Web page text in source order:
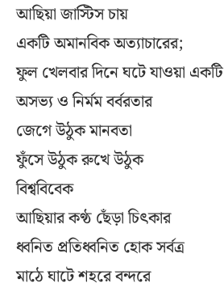
আছিয়া জাস্টিস চায়
একটি অমানবিক অত্যাচারের;
ফুল খেলবার দিনে ঘটে যাওয়া একটি
অসভ্য ও নির্মম বর্বরতার
জেগে উঠুক মানবতা
ফুঁসে উঠুক রুখে উঠুক
বিশ্ববিবেক
আছিয়ার কণ্ঠ ছেঁড়া চিৎকার
ধ্বনিত প্রতিধ্বনিত হোক সর্বত্র
মাঠে ঘাটে শহরে বন্দরে